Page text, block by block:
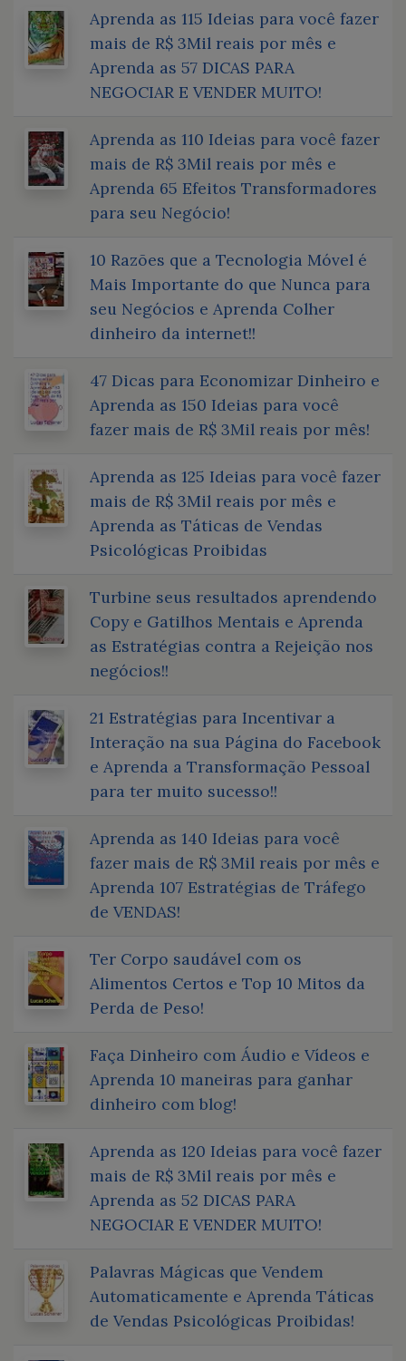
Aprenda as 115 Ideias para você fazer
mais de R$ 3Mil reais por mês e
Aprenda as 57 DICAS PARA
NEGOCIAR E VENDER MUITO!
Aprenda as 110 Ideias para você fazer
mais de R$ 3Mil reais por mês e
Aprenda 65 Efeitos Transformadores
para seu Negócio!
10 Razões que a Tecnologia Móvel é
Mais Importante do que Nunca para
seu Negócios e Aprenda Colher
dinheiro da internet!!
47 Dicas para Economizar Dinheiro e
Aprenda as 150 Ideias para você
fazer mais de R$ 3Mil reais por mês!
Aprenda as 125 Ideias para você fazer
mais de R$ 3Mil reais por mês e
Aprenda as Táticas de Vendas
Psicológicas Proibidas
Turbine seus resultados aprendendo
Copy e Gatilhos Mentais e Aprenda
as Estratégias contra a Rejeição nos
negócios!!
21 Estratégias para Incentivar a
Interação na sua Página do Facebook
e Aprenda a Transformação Pessoal
para ter muito sucesso!!
Aprenda as 140 Ideias para você
fazer mais de R$ 3Mil reais por mês e
Aprenda 107 Estratégias de Tráfego
de VENDAS!
Ter Corpo saudável com os
Alimentos Certos e Top 10 Mitos da
Perda de Peso!
Faça Dinheiro com Áudio e Vídeos e
Aprenda 10 maneiras para ganhar
dinheiro com blog!
Aprenda as 120 Ideias para você fazer
mais de R$ 3Mil reais por mês e
Aprenda as 52 DICAS PARA
NEGOCIAR E VENDER MUITO!
Palavras Mágicas que Vendem
Automaticamente e Aprenda Táticas
de Vendas Psicológicas Proibidas!